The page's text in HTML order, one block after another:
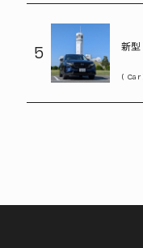
5
新
Car